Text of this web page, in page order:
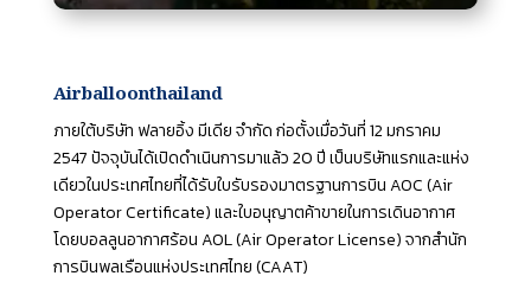
Airballoonthailand
ภายใต้บริษัท ฟลายอิ้ง มีเดีย จำกัด ก่อตั้งเมื่อวันที่ 12 มกราคม
2547 ปัจจุบันได้เปิดดำเนินการมาแล้ว 20 ปี เป็นบริษัทแรกและแห่ง
เดียวในประเทศไทยที่ได้รับใบรับรองมาตรฐานการบิน AOC (Air
Operator Certificate) และใบอนุญาตค้าขายในการเดินอากาศ
โดยบอลลูนอากาศร้อน AOL (Air Operator License) จากสำนัก
การบินพลเรือนแห่งประเทศไทย (CAAT)